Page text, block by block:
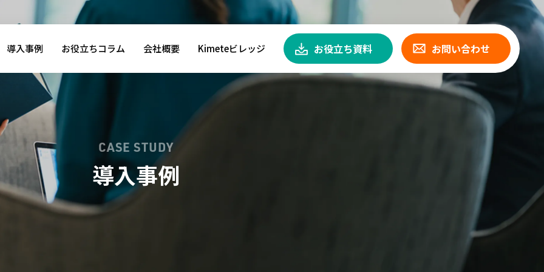
導入事例 お役立ちコラム 会社概要 Kimeteビレッジ お役立ち資料 お問い合わせ
CASE STUDY
導入事例